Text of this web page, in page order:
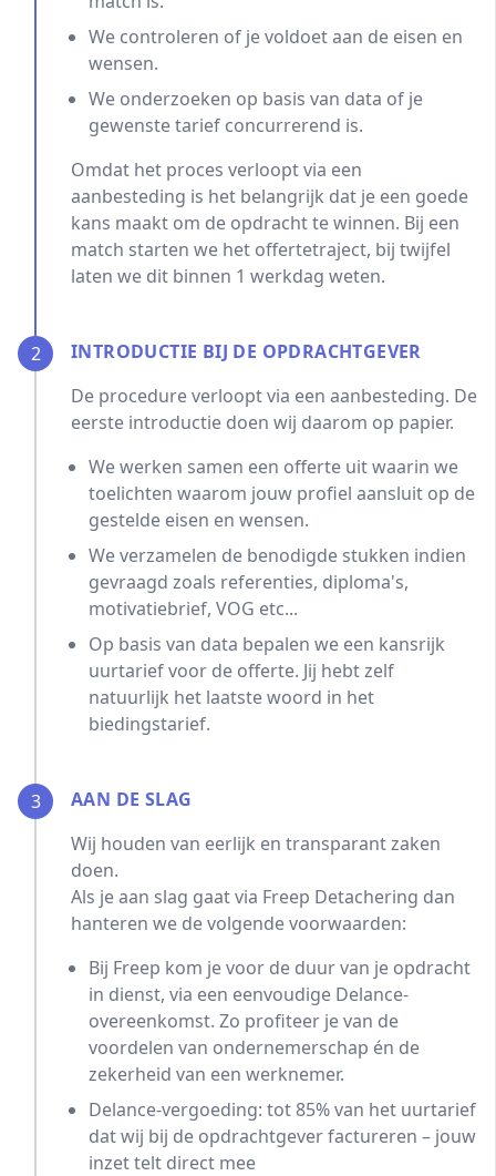
We controleren of je voldoet aan de eisen en
wensen.
We onderzoeken op basis van data of je
gewenste tarief concurrerend is.
Omdat het proces verloopt via een
aanbesteding is het belangrijk dat je een goede
kans maakt om de opdracht te winnen. Bij een
match starten we het offertetraject, bij twijfel
laten we dit binnen 1 werkdag weten.
2
INTRODUCTIE BIJ DE OPDRACHTGEVER
De procedure verloopt via een aanbesteding. De
eerste introductie doen wij daarom op papier.
We werken samen een offerte uit waarin we
toelichten waarom jouw profiel aansluit op de
gestelde eisen en wensen.
We verzamelen de benodigde stukken indien
gevraagd zoals referenties, diploma's,
motivatiebrief, VOG etc...
Op basis van data bepalen we een kansrijk
uurtarief voor de offerte. Jij hebt zelf
natuurlijk het laatste woord in het
biedingstarief.
3
AAN DE SLAG
Wij houden van eerlijk en transparant zaken
doen.
Als je aan slag gaat via Freep Detachering dan
hanteren we de volgende voorwaarden:
Bij Freep kom je voor de duur van je opdracht
in dienst, via een eenvoudige Delance-
overeenkomst. Zo profiteer je van de
voordelen van ondernemerschap én de
zekerheid van een werknemer.
Delance-vergoeding: tot 85% van het uurtarief
dat wij bij de opdrachtgever factureren – jouw
inzet telt direct mee